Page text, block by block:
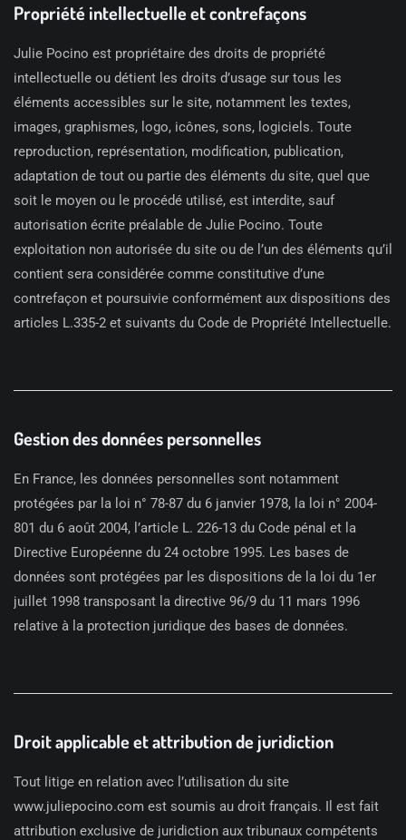
Propriété intellectuelle et contrefaçons
Julie Pocino est propriétaire des droits de propriété
intellectuelle ou détient les droits d’usage sur tous les
éléments accessibles sur le site, notamment les textes,
images, graphismes, logo, icônes, sons, logiciels. Toute
reproduction, représentation, modification, publication,
adaptation de tout ou partie des éléments du site, quel que
soit le moyen ou le procédé utilisé, est interdite, sauf
autorisation écrite préalable de Julie Pocino. Toute
exploitation non autorisée du site ou de l’un des éléments qu’il
contient sera considérée comme constitutive d’une
contrefaçon et poursuivie conformément aux dispositions des
articles L.335-2 et suivants du Code de Propriété Intellectuelle.
Gestion des données personnelles
En France, les données personnelles sont notamment
protégées par la loi n° 78-87 du 6 janvier 1978, la loi n° 2004-
801 du 6 août 2004, l’article L. 226-13 du Code pénal et la
Directive Européenne du 24 octobre 1995. Les bases de
données sont protégées par les dispositions de la loi du 1er
juillet 1998 transposant la directive 96/9 du 11 mars 1996
relative à la protection juridique des bases de données.
Droit applicable et attribution de juridiction
Tout litige en relation avec l’utilisation du site
www.juliepocino.com est soumis au droit français. Il est fait
attribution exclusive de juridiction aux tribunaux compétents